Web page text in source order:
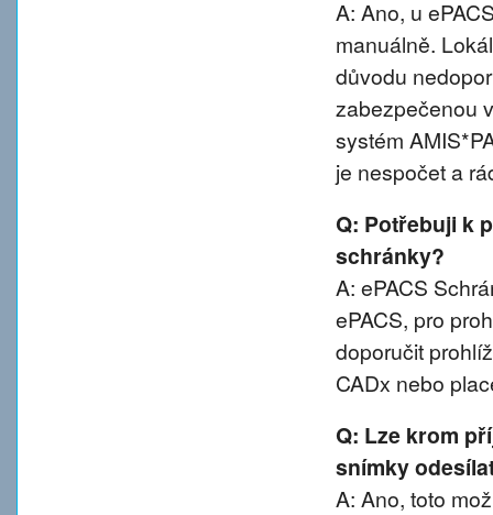
A: Ano, u
manuálně.
důvodu
zabezpečenou
systém
je nespočet a
Q: Potřebuji k
schránky?
A: ePACS
ePACS, pro
doporučit
CADx nebo
Q: Lze krom
snímky
A: Ano, toto